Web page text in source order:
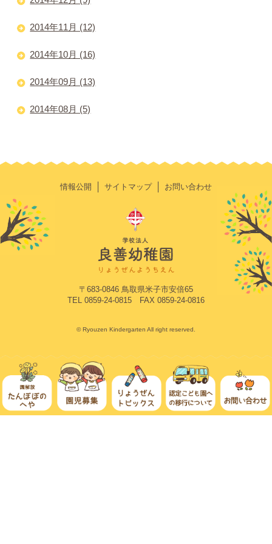
2014年11月 (12)
2014年10月 (16)
2014年09月 (13)
2014年08月 (5)
情報公開 サイトマップ お問い合わせ
〒683-0846 鳥取県米子市安倍65
TEL 0859-24-0815 FAX 0859-24-0816
© Ryouzen Kindergarten All right reserved.